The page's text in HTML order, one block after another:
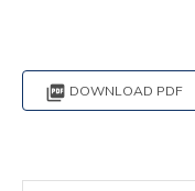
 DOWNLOAD PDF